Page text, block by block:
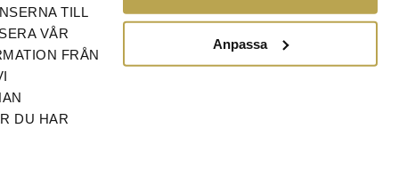
TILL
VÅR
FRÅN
DU HAR
Anpassa